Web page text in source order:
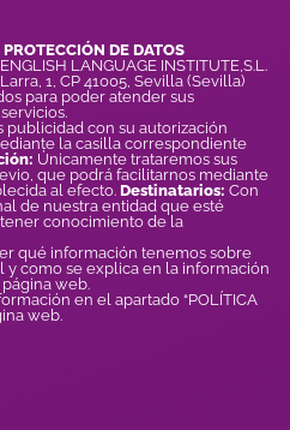
DE DATOS
ENGLISH LANGUAGE INSTITUTE,S.L.
1, CP 41005, Sevilla (Sevilla)
para poder atender sus
publicidad con su autorización
la casilla correspondiente
Únicamente trataremos sus
que podrá facilitarnos mediante
al efecto. Destinatarios: Con
de nuestra entidad que esté
conocimiento de la
qué información tenemos sobre
y como se explica en la información
web.
en el apartado “POLÍTICA
web.